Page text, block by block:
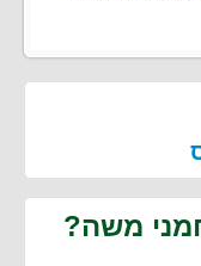
משה?